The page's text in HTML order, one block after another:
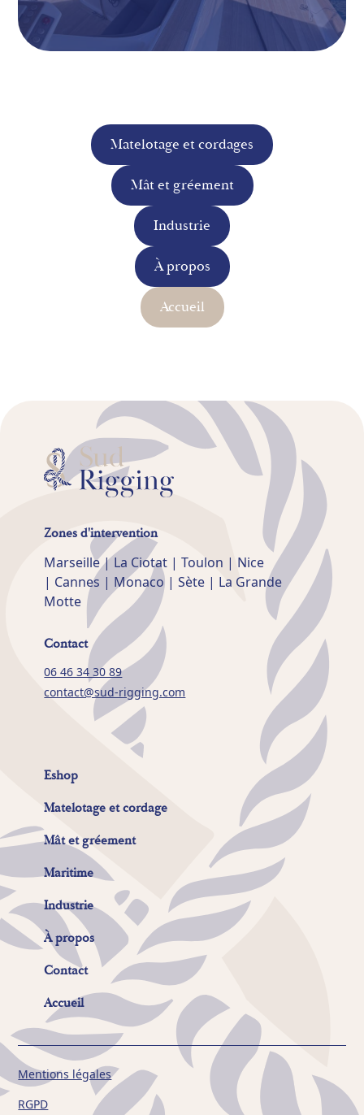
Matelotage et cordages
Mât et gréement
Industrie
À propos
Accueil
Zones d'intervention
Marseille | La Ciotat | Toulon | Nice
| Cannes | Monaco | Sète | La Grande
Motte
Contact
06 46 34 30 89
contact@sud-rigging.com
Eshop
Matelotage et cordage
Mât et gréement
Maritime
Industrie
À propos
Contact
Accueil
Mentions légales
RGPD